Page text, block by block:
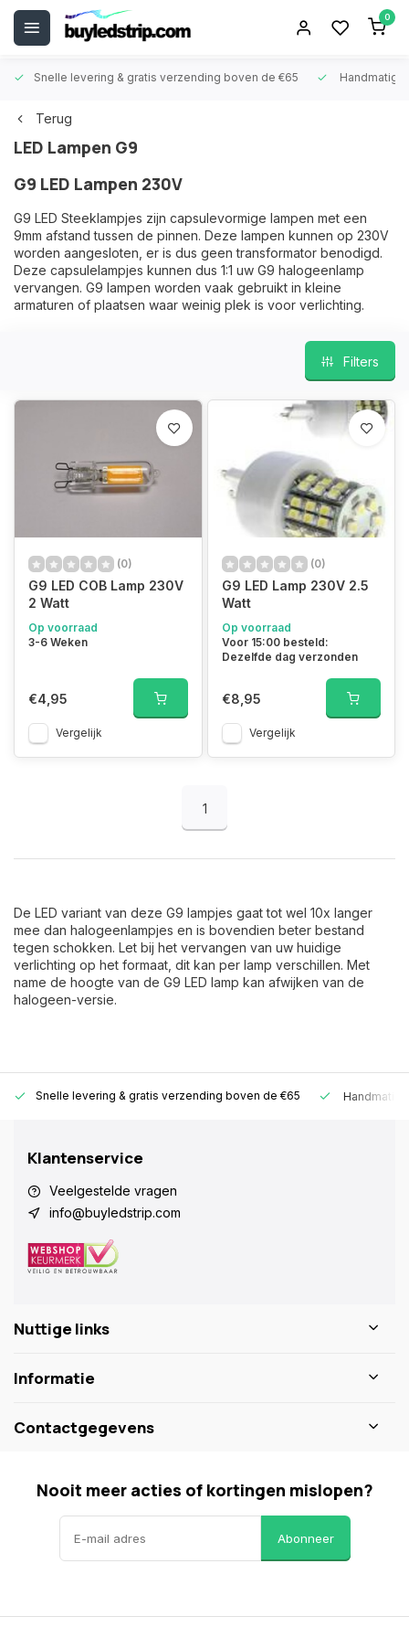
0
Snelle levering & gratis verzending boven de €65
Terug
LED Lampen G9
G9 LED Lampen 230V
G9 LED Steeklampjes zijn capsulevormige lampen met een
9mm afstand tussen de pinnen. Deze lampen kunnen op 230V
worden aangesloten, er is dus geen transformator benodigd.
Deze capsulelampjes kunnen dus 1:1 uw G9 halogeenlamp
vervangen. G9 lampen worden vaak gebruikt in kleine
armaturen of plaatsen waar weinig plek is voor verlichting.
Filters
(0)
G9 LED COB Lamp 230V
2 Watt
Op voorraad
3-6 Weken
€4,95
Vergelijk
(0)
G9 LED Lamp 230V 2.5
Watt
Op voorraad
Voor 15:00 besteld:
Dezelfde dag verzonden
€8,95
Vergelijk
1
De LED variant van deze G9 lampjes gaat tot wel 10x langer
mee dan halogeenlampjes en is bovendien beter bestand
tegen schokken. Let bij het vervangen van uw huidige
verlichting op het formaat, dit kan per lamp verschillen. Met
name de hoogte van de G9 LED lamp kan afwijken van de
halogeen-versie.
Snelle levering & gratis verzending boven de €65
Klantenservice
Veelgestelde vragen
info@buyledstrip.com
Nuttige links
Informatie
Contactgegevens
Nooit meer acties of kortingen mislopen?
Abonneer